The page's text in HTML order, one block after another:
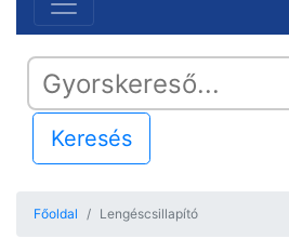
Keresés
Főoldal Lengéscsillapító